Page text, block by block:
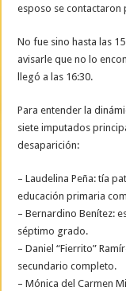
esposo se contactaron
No fue sino hasta las
avisarle que no lo
llegó a las 16:30.
Para entender la
siete imputados
desaparición:
– Laudelina Peña: tía
educación primaria
– Bernardino Benítez:
séptimo grado.
– Daniel “Fierrito”
secundario completo.
– Mónica del Carmen